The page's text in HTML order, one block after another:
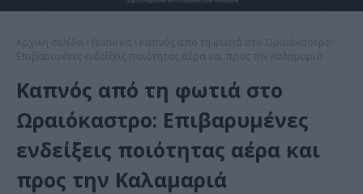
Καπνός από τη φωτιά στο
Ωραιόκαστρο: Επιβαρυμένες
ενδείξεις ποιότητας αέρα και
προς την Καλαμαριά